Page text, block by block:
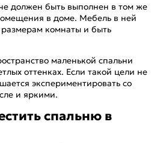
должен быть выполнен в том же
в доме. Мебель в ней
размерам комнаты и быть
маленькой спальни
оттенках. Если такой цели не
экспериментировать со
и яркими.
спальню в